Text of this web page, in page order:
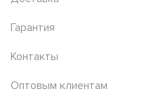
Гарантия
Контакты
Оптовым клиентам